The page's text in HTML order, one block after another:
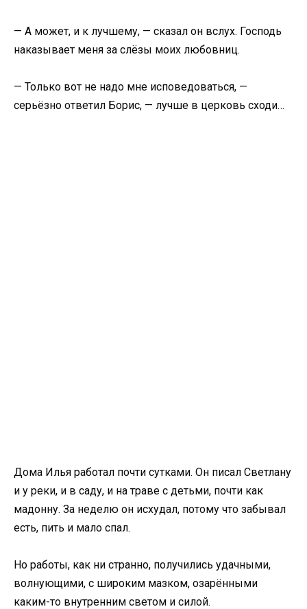
— А может, и к лучшему, — сказал он вслух. Господь
наказывает меня за слёзы моих любовниц.
— Только вот не надо мне исповедоваться, —
серьёзно ответил Борис, — лучше в церковь сходи…
Дома Илья работал почти сутками. Он писал Светлану
и у реки, и в саду, и на траве с детьми, почти как
мадонну. За неделю он исхудал, потому что забывал
есть, пить и мало спал.
Но работы, как ни странно, получились удачными,
волнующими, с широким мазком, озарёнными
каким-то внутренним светом и силой.